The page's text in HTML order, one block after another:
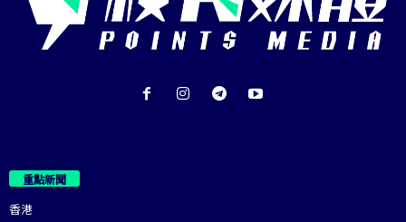
重點新聞
香港